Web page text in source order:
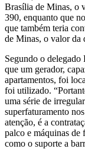
Brasília de Minas, o
390, enquanto que
que também teria
de Minas, o valor da
Segundo o
que um gerador,
apartamentos, foi
foi utilizado.
uma série de
superfaturamento
atenção, é a
palco e máquinas de
como o suporte a